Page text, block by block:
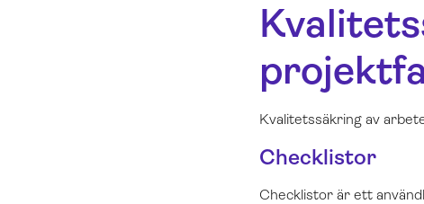
Kvalitetssäkring av
Checklistor
Checklistor är ett